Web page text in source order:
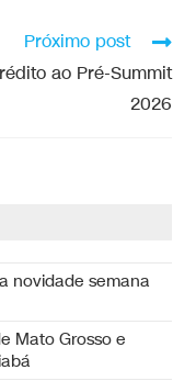
Próximo post
ao Pré-Summit
2026
novidade semana
Mato Grosso e